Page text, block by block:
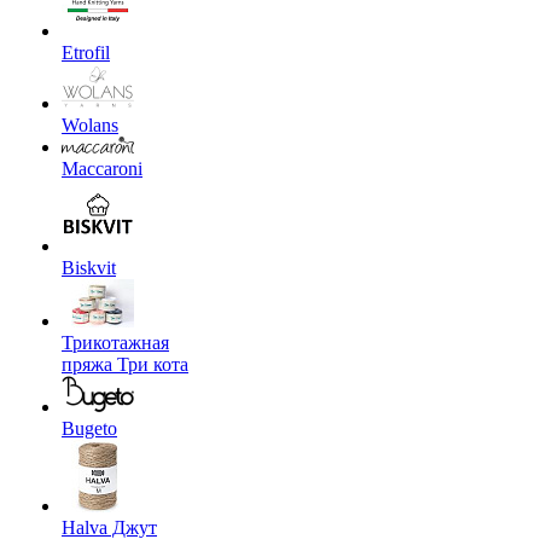
Etrofil
Wolans
Maccaroni
Biskvit
Трикотажная
пряжа Три кота
Bugeto
Halva Джут